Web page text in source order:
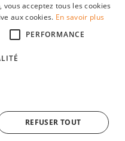
prix c'est facile !
indépendante de tout opérateur de
Carte-De-Credit.be|
Taux-prêt-
|Guide-des-Forfaits.fr
acceptez tous les cookies
aux cookies. En savoir plus
PERFORMANCE
REFUSER TOUT